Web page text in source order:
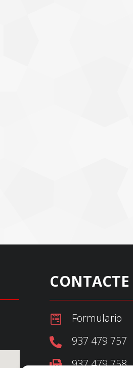
CONTACTE
Formulario
937 479 757
937 479 758